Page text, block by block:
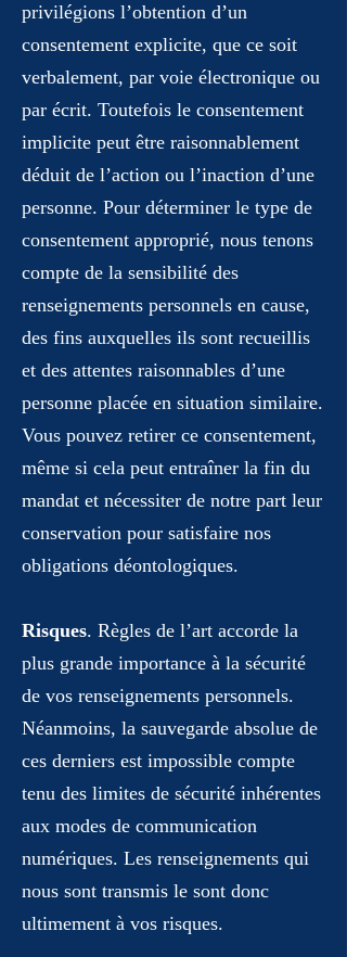
privilégions l’obtention d’un
consentement explicite, que ce soit
verbalement, par voie électronique ou
par écrit. Toutefois le consentement
implicite peut être raisonnablement
déduit de l’action ou l’inaction d’une
personne. Pour déterminer le type de
consentement approprié, nous tenons
compte de la sensibilité des
renseignements personnels en cause,
des fins auxquelles ils sont recueillis
et des attentes raisonnables d’une
personne placée en situation similaire.
Vous pouvez retirer ce consentement,
même si cela peut entraîner la fin du
mandat et nécessiter de notre part leur
conservation pour satisfaire nos
obligations déontologiques.
Risques. Règles de l’art accorde la
plus grande importance à la sécurité
de vos renseignements personnels.
Néanmoins, la sauvegarde absolue de
ces derniers est impossible compte
tenu des limites de sécurité inhérentes
aux modes de communication
numériques. Les renseignements qui
nous sont transmis le sont donc
ultimement à vos risques.